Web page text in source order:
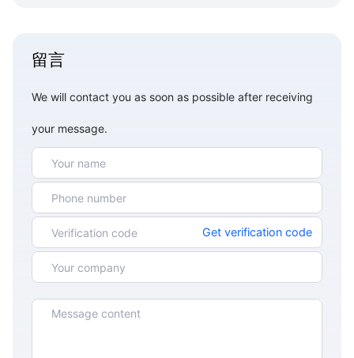
留言
We will contact you as soon as possible after receiving
your message.
Get verification code